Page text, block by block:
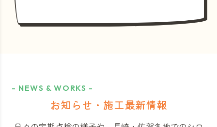
- NEWS & WORKS -
お知らせ・施工最新情報